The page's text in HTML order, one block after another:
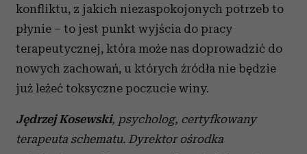
konfliktu, z jakich niezaspokojonych potrzeb to
płynie – to jest punkt wyjścia do pracy
terapeutycznej, która może nas doprowadzić do
nowych zachowań, u których źródła nie będzie
już leżeć toksyczne poczucie winy.
Jędrzej Kosewski, psycholog, certyfkowany
terapeuta schematu. Dyrektor ośrodka